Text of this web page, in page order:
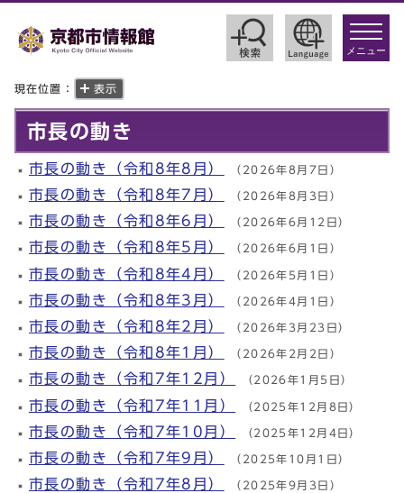
toggle
メニュー
現在位置： 表示
市長の動き
市長の動き（令和8年8月） （2026年8月7日）
市長の動き（令和8年7月） （2026年8月3日）
市長の動き（令和8年6月） （2026年6月12日）
市長の動き（令和8年5月） （2026年6月1日）
市長の動き（令和8年4月） （2026年5月1日）
市長の動き（令和8年3月） （2026年4月1日）
市長の動き（令和8年2月） （2026年3月23日）
市長の動き（令和8年1月） （2026年2月2日）
市長の動き（令和7年12月） （2026年1月5日）
市長の動き（令和7年11月） （2025年12月8日）
市長の動き（令和7年10月） （2025年12月4日）
市長の動き（令和7年9月） （2025年10月1日）
市長の動き（令和7年8月） （2025年9月3日）